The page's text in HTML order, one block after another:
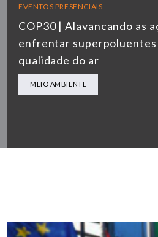
EVENTOS PRESENCIAIS
COP30 | Alavancando as
enfrentar superpoluentes
qualidade do ar
MEIO AMBIENTE